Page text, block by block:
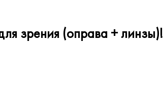
зрения (оправа + линзы)!